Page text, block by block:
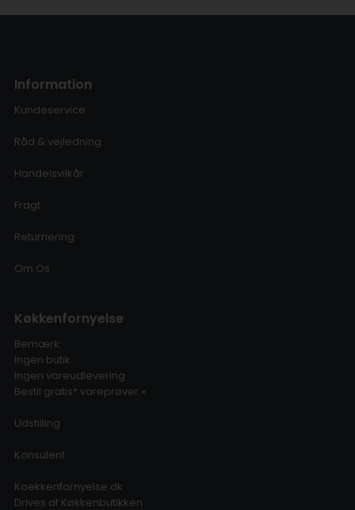
Information
Kundeservice
Råd & vejledning
Handelsvilkår
Fragt
Returnering
Om Os
Køkkenfornyelse
Bemærk:
Ingen butik
Ingen vareudlevering
Bestil gratis* vareprøver »
Udstilling
Konsulent
Koekkenfornyelse.dk
Drives af Køkkenbutikken